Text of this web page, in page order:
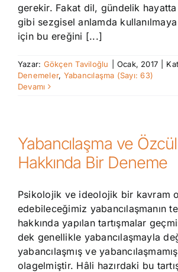
gerekir. Fakat dil, gündelik hayatta
gibi sezgisel anlamda
için bu ereğini [...]
Yazar: Gökçen Taviloğlu Ocak, 2017
Denemeler, Yabancılaşma (Sayı: 63)
Devamı
Yabancılaşma ve
Hakkında Bir Deneme
Psikolojik ve ideolojik bir kavram
edebileceğimiz yabancılaşmanın
hakkında yapılan tartışmalar
dek genellikle yabancılaşmayla
yabancılaşmış ve
olagelmiştir. Hâli hazırdaki bu